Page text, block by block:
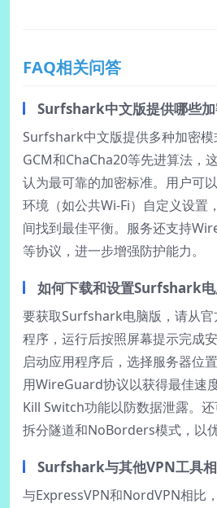
FAQ相关问答
Surfshark中文版提供哪些加
Surfshark中文版提供多种加密模
GCM和ChaCha20等先进算法，
认为最可靠的加密标准。用户可
环境（如公共Wi-Fi）自定义设置
间找到最佳平衡。服务还支持
等协议，进一步增强防护能力。
如何下载和设置Surfshark电
要获取Surfshark电脑版，请从官
程序，运行后按照屏幕提示完成
启动应用程序后，选择服务器位
用WireGuard协议以获得最佳速
Kill Switch功能以防数据泄露。
拆分隧道和NoBorders模式，以优
Surfshark与其他VPN工具相
与ExpressVPN和NordVPN相比